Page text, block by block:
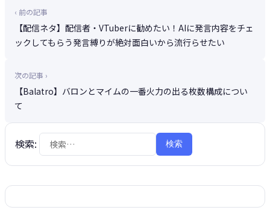
‹ 前の記事
【配信ネタ】配信者・VTuberに勧めたい！AIに発言内容をチェ
ックしてもらう発言縛りが絶対面白いから流行らせたい
次の記事 ›
【Balatro】バロンとマイムの一番火力の出る枚数構成につい
て
検索: